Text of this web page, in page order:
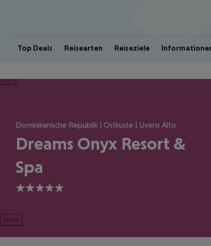
Top Deals Reisearten Reiseziele
Dominikanische Republik | Ostküste | Uvero Alto
Dreams Onyx Resort &
Spa
5
Next